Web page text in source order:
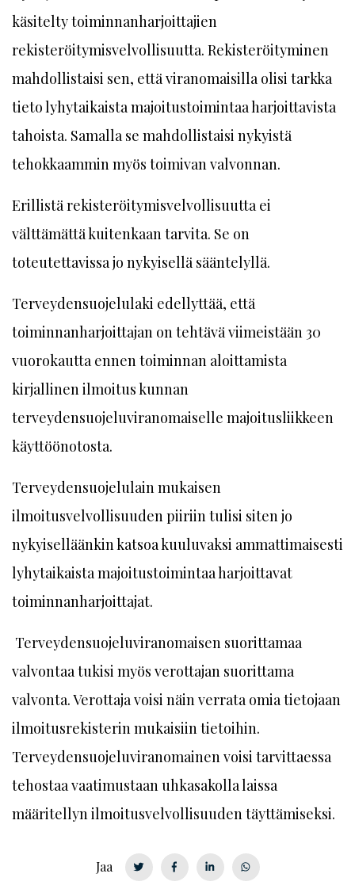
käsitelty toiminnanharjoittajien
rekisteröitymisvelvollisuutta. Rekisteröityminen
mahdollistaisi sen, että viranomaisilla olisi tarkka
tieto lyhytaikaista majoitustoimintaa harjoittavista
tahoista. Samalla se mahdollistaisi nykyistä
tehokkaammin myös toimivan valvonnan.
Erillistä rekisteröitymisvelvollisuutta ei
välttämättä kuitenkaan tarvita. Se on
toteutettavissa jo nykyisellä sääntelyllä.
Terveydensuojelulaki edellyttää, että
toiminnanharjoittajan on tehtävä viimeistään 30
vuorokautta ennen toiminnan aloittamista
kirjallinen ilmoitus kunnan
terveydensuojeluviranomaiselle majoitusliikkeen
käyttöönotosta.
Terveydensuojelulain mukaisen
ilmoitusvelvollisuuden piiriin tulisi siten jo
nykyiselläänkin katsoa kuuluvaksi ammattimaisesti
lyhytaikaista majoitustoimintaa harjoittavat
toiminnanharjoittajat.
Terveydensuojeluviranomaisen suorittamaa
valvontaa tukisi myös verottajan suorittama
valvonta. Verottaja voisi näin verrata omia tietojaan
ilmoitusrekisterin mukaisiin tietoihin.
Terveydensuojeluviranomainen voisi tarvittaessa
tehostaa vaatimustaan uhkasakolla laissa
määritellyn ilmoitusvelvollisuuden täyttämiseksi.
Jaa